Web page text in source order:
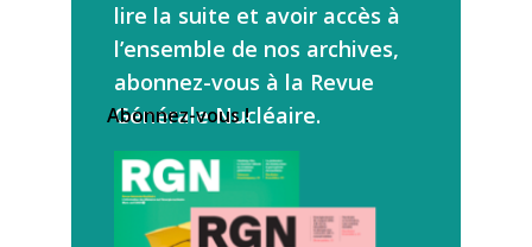
lire la suite et avoir accès à
l’ensemble de nos archives,
abonnez-vous à la Revue
Générale Nucléaire.
Abonnez-vous !